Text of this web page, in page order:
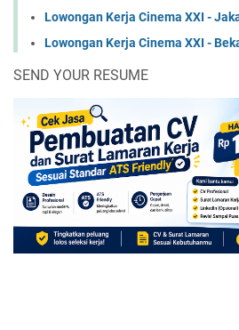
Lowongan Kerja Cinema XXI -
Lowongan Kerja Cinema XXI -
SEND YOUR RESUME